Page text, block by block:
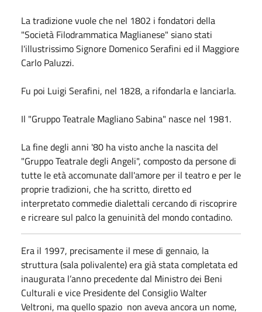
La tradizione vuole che nel 1802 i fondatori della
"Società Filodrammatica Maglianese" siano stati
l'illustrissimo Signore Domenico Serafini ed il Maggiore
Carlo Paluzzi.
Fu poi Luigi Serafini, nel 1828, a rifondarla e lanciarla.
Il "Gruppo Teatrale Magliano Sabina" nasce nel 1981.
La fine degli anni '80 ha visto anche la nascita del
"Gruppo Teatrale degli Angeli", composto da persone di
tutte le età accomunate dall'amore per il teatro e per le
proprie tradizioni, che ha scritto, diretto ed
interpretato commedie dialettali cercando di riscoprire
e ricreare sul palco la genuinità del mondo contadino.
Era il 1997, precisamente il mese di gennaio, la
struttura (sala polivalente) era già stata completata ed
inaugurata l’anno precedente dal Ministro dei Beni
Culturali e vice Presidente del Consiglio Walter
Veltroni, ma quello spazio non aveva ancora un nome,